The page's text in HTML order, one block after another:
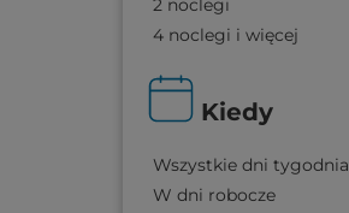
2 noclegi
4 noclegi i więcej
Kiedy
Wszystkie dni tygodnia
W dni robocze